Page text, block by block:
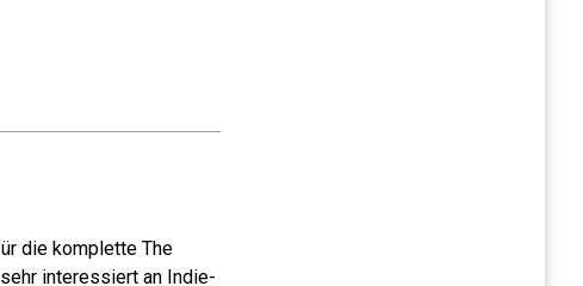
die komplette The
interessiert an Indie-